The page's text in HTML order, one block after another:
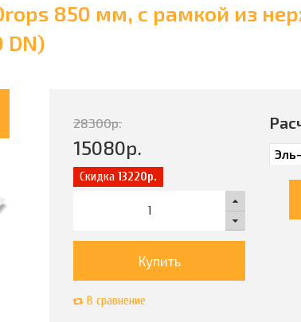
850 мм, с рамкой из
DN)
28300р.
15080р.
Скидка13220р.
Купить
В сравнение